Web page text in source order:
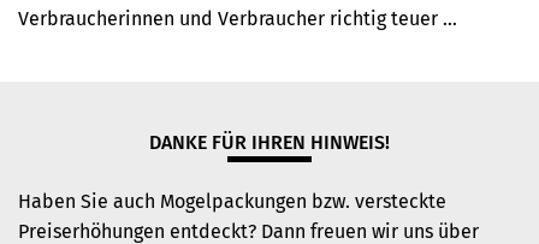
Verbraucherinnen und Verbraucher richtig teuer …
DANKE FÜR IHREN HINWEIS!
Haben Sie auch Mogelpackungen bzw. versteckte
Preiserhöhungen entdeckt? Dann freuen wir uns über